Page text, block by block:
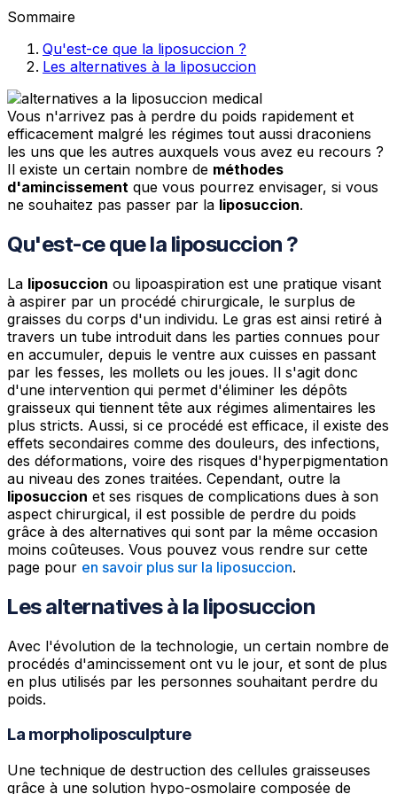
Sommaire
Qu'est-ce que la liposuccion ?
Les alternatives à la liposuccion
Vous n'arrivez pas à perdre du poids rapidement et
efficacement malgré les régimes tout aussi draconiens
les uns que les autres auxquels vous avez eu recours ?
Il existe un certain nombre de méthodes
d'amincissement que vous pourrez envisager, si vous
ne souhaitez pas passer par la liposuccion.
Qu'est-ce que la liposuccion ?
La liposuccion ou lipoaspiration est une pratique visant
à aspirer par un procédé chirurgicale, le surplus de
graisses du corps d'un individu. Le gras est ainsi retiré à
travers un tube introduit dans les parties connues pour
en accumuler, depuis le ventre aux cuisses en passant
par les fesses, les mollets ou les joues. Il s'agit donc
d'une intervention qui permet d'éliminer les dépôts
graisseux qui tiennent tête aux régimes alimentaires les
plus stricts. Aussi, si ce procédé est efficace, il existe des
effets secondaires comme des douleurs, des infections,
des déformations, voire des risques d'hyperpigmentation
au niveau des zones traitées. Cependant, outre la
liposuccion et ses risques de complications dues à son
aspect chirurgical, il est possible de perdre du poids
grâce à des alternatives qui sont par la même occasion
moins coûteuses. Vous pouvez vous rendre sur cette
page pour en savoir plus sur la liposuccion.
Les alternatives à la liposuccion
Avec l'évolution de la technologie, un certain nombre de
procédés d'amincissement ont vu le jour, et sont de plus
en plus utilisés par les personnes souhaitant perdre du
poids.
La morpholiposculpture
Une technique de destruction des cellules graisseuses
grâce à une solution hypo-osmolaire composée de